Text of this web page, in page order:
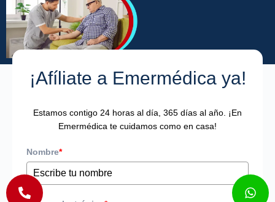
¡Afíliate a Emermédica ya!
Estamos contigo 24 horas al día, 365 días al año. ¡En
Emermédica te cuidamos como en casa!
Nombre*